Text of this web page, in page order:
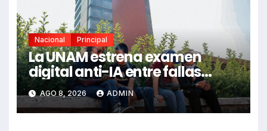
Nacional Principal
La UNAM estrena examen
digital anti-IA entre fallas
técnicas y angustia estudiantil
AGO 8, 2026 ADMIN